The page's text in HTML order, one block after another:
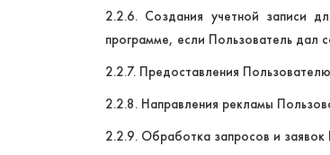
2.2.6. Создания учетной записи
программе, если Пользователь дал
2.2.7. Предоставления
2.2.8. Направления рекламы
2.2.9. Обработка запросов и заявок